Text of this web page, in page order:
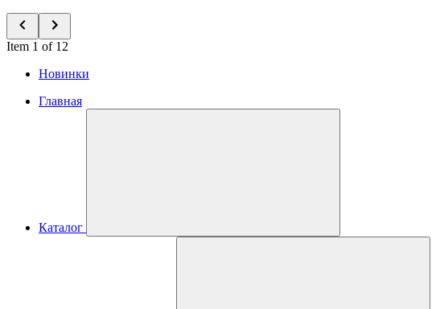
Item 1 of 12
Новинки
Главная
Каталог